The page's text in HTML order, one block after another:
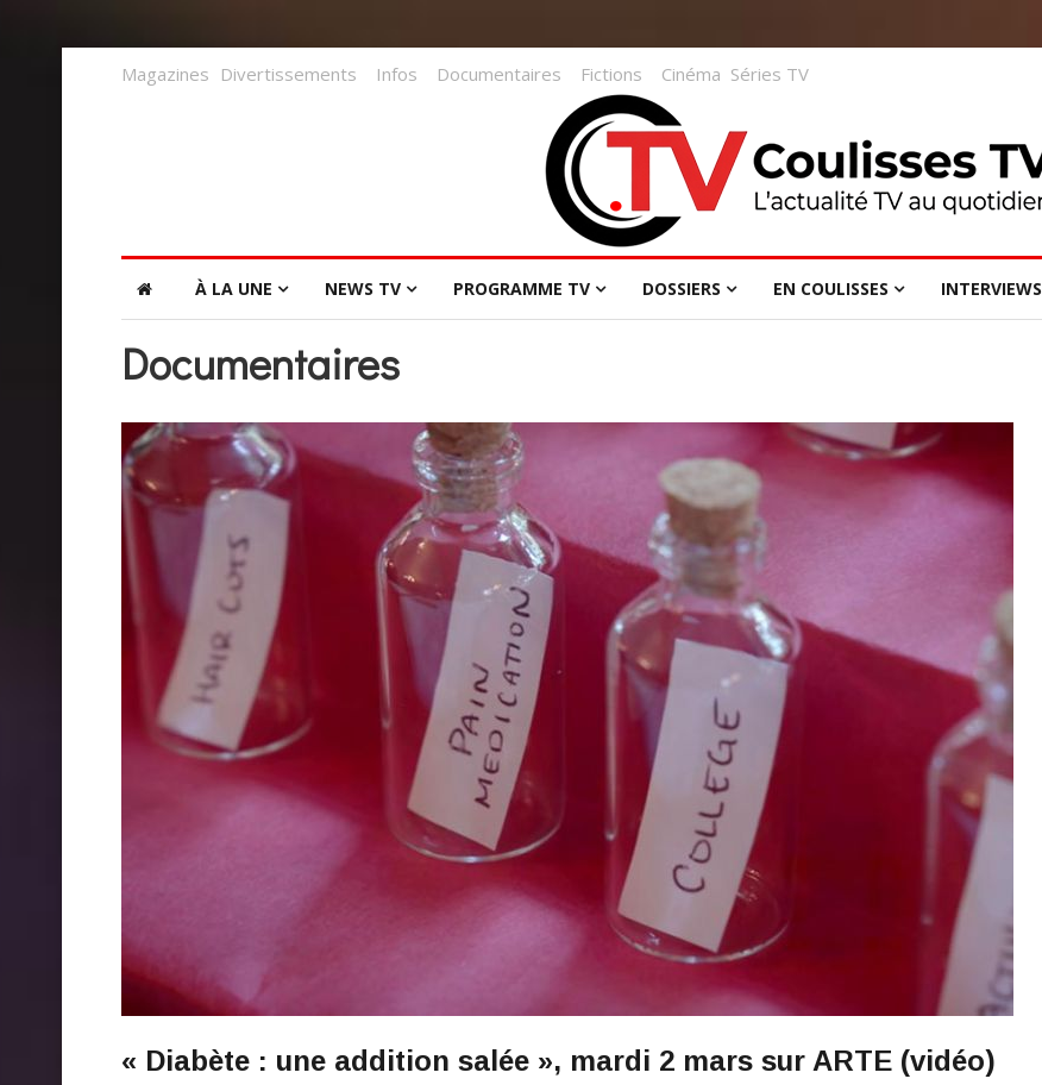
Magazines Divertissements Infos Documentaires Fictions Cinéma Séries TV
À LA UNE NEWS TV PROGRAMME TV DOSSIERS EN COULISSES INTERVIEWS
Documentaires
« Diabète : une addition salée », mardi 2 mars sur ARTE (vidéo)